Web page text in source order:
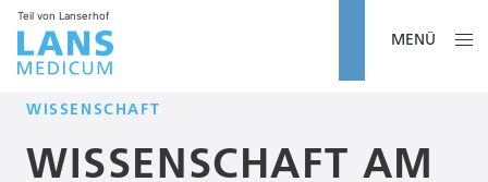
Teil von Lanserhof
MENÜ
WISSENSCHAFT
WISSENSCHAFT AM